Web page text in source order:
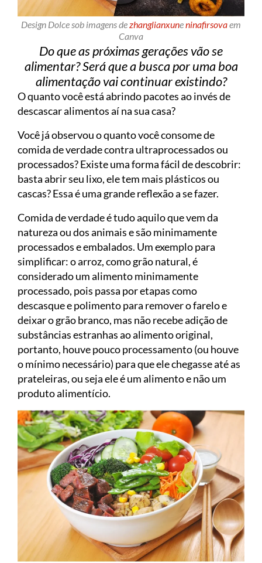
Design Dolce sob imagens dezhanglianxuneninafirsovaem
Canva
Do que as próximas gerações vão se
alimentar? Será que a busca por uma boa
alimentação vai continuar existindo?
O quanto você está abrindo pacotes ao invés de
descascar alimentos aí na sua casa?
Você já observou o quanto você consome de
comida de verdade contra ultraprocessados ou
processados? Existe uma forma fácil de descobrir:
basta abrir seu lixo, ele tem mais plásticos ou
cascas? Essa é uma grande reflexão a se fazer.
Comida de verdade é tudo aquilo que vem da
natureza ou dos animais e são minimamente
processados e embalados. Um exemplo para
simplificar: o arroz, como grão natural, é
considerado um alimento minimamente
processado, pois passa por etapas como
descasque e polimento para remover o farelo e
deixar o grão branco, mas não recebe adição de
substâncias estranhas ao alimento original,
portanto, houve pouco processamento (ou houve
o mínimo necessário) para que ele chegasse até as
prateleiras, ou seja ele é um alimento e não um
produto alimentício.